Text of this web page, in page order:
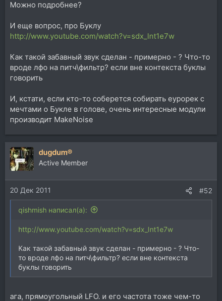
Можно подробнее?
И еще вопрос, про Буклу
http://www.youtube.com/watch?v=sdx_Int1e7w
Как такой забавный звук сделан - примерно - ? Что-то
вроде лфо на питч\фильтр? если вне контекста буклы
говорить
И, кстати, если кто-то соберется собирать еурорек с
мечтами о Букле в голове, очень интересные модули
производит MakeNoise
dugdum®
Active Member
20 Дек 2011 #52
qishmish написал(а):
http://www.youtube.com/watch?v=sdx_Int1e7w
Как такой забавный звук сделан - примерно - ? Что-
то вроде лфо на питч\фильтр? если вне контекста
буклы говорить
ага, прямоугольный LFO. и его частота тоже чем-то